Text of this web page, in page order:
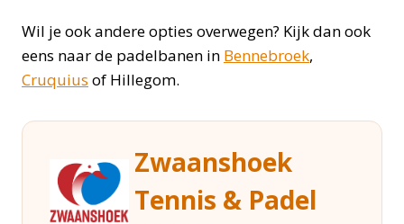
Wil je ook andere opties overwegen? Kijk dan ook
eens naar de padelbanen in Bennebroek,
Cruquius of Hillegom.
Zwaanshoek
Tennis & Padel